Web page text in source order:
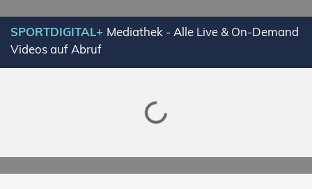
SPORTDIGITAL+ Mediathek - Alle Live & On-Demand
Videos auf Abruf
Lade SPORTDIGITAL+ Mediathek